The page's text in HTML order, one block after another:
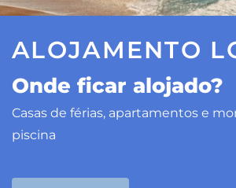
ALOJAMENTO
Onde ficar alojado?
Casas de férias, apartamentos e
piscina